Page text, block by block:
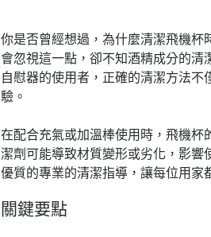
你是否曾經想過，為什麼清潔飛機杯
會忽視這一點，卻不知酒精成分的清
自慰器的使用者，正確的清潔方法
驗。
在配合充氣或加溫棒使用時，飛機
潔劑可能導致材質變形或劣化，影響
優質的專業的清潔指導，讓每位用家
關鍵要點